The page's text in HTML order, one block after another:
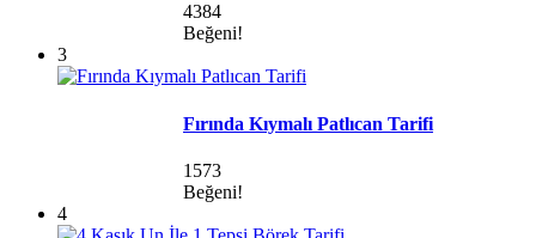
4384
Beğeni!
3
Fırında Kıymalı Patlıcan Tarifi
1573
Beğeni!
4